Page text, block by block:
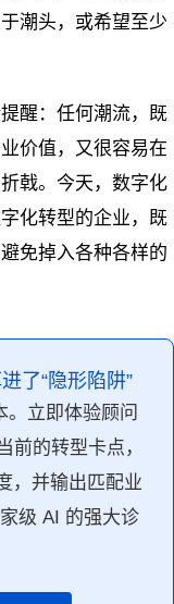
潮头，或希望至少
醒：任何潮流，既
价值，又很容易在
戟。今天，数字化
化转型的企业，既
免掉入各种各样的
了“隐形陷阱”
。立即体验顾问
前的转型卡点，
，并输出匹配业
级 AI 的强大诊